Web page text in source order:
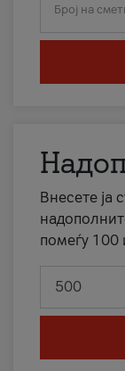
Број на
Внесете ја
помеѓу 100